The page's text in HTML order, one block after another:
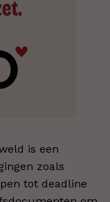
is een
zoals
tot deadline